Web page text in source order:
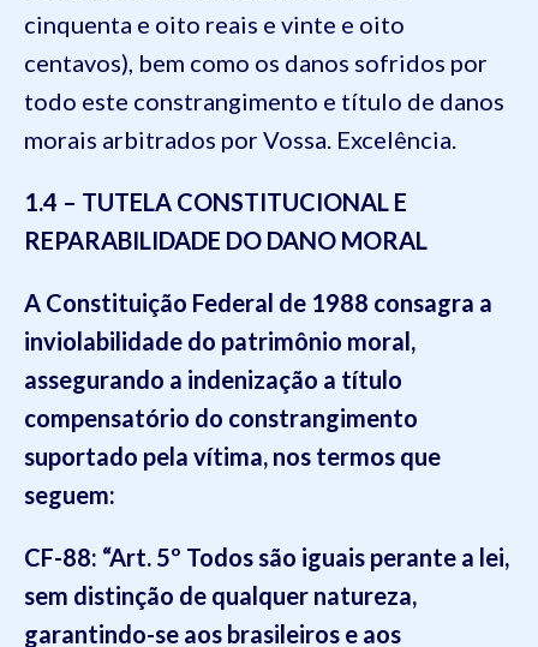
cinquenta e oito reais e vinte e oito
centavos), bem como os danos sofridos por
todo este constrangimento e título de danos
morais arbitrados por Vossa. Excelência.
1.4 – TUTELA CONSTITUCIONAL E
REPARABILIDADE DO DANO MORAL
A Constituição Federal de 1988 consagra a
inviolabilidade do patrimônio moral,
assegurando a indenização a título
compensatório do constrangimento
suportado pela vítima, nos termos que
seguem:
CF-88: “Art. 5º Todos são iguais perante a lei,
sem distinção de qualquer natureza,
garantindo-se aos brasileiros e aos